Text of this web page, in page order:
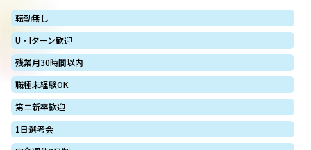
転勤無し
U・Iターン歓迎
残業月30時間以内
職種未経験OK
第二新卒歓迎
1日選考会